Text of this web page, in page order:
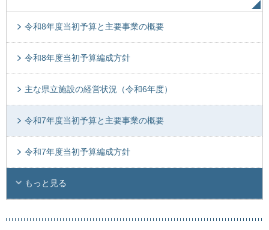
令和8年度当初予算と主要事業の概要
令和8年度当初予算編成方針
主な県立施設の経営状況（令和6年度）
令和7年度当初予算と主要事業の概要
令和7年度当初予算編成方針
もっと見る